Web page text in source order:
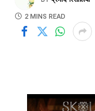
2 MINS READ